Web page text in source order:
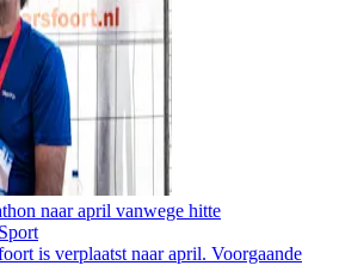
naar april vanwege hitte
Sport
is verplaatst naar april. Voorgaande